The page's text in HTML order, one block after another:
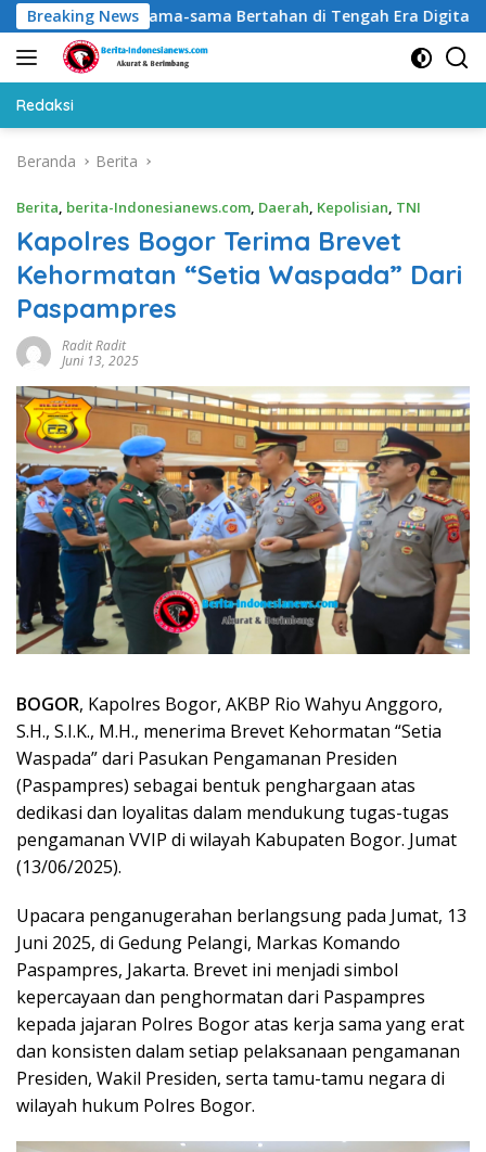
Langsung
ke
konten
Breaking News
Sama-sama Bertahan di Tengah Era Digital
Redaksi
Beranda Berita
Berita, berita-Indonesianews.com, Daerah, Kepolisian, TNI
Kapolres Bogor Terima Brevet
Kehormatan “Setia Waspada” Dari
Paspampres
Radit Radit
Juni 13, 2025
BOGOR, Kapolres Bogor, AKBP Rio Wahyu Anggoro,
S.H., S.I.K., M.H., menerima Brevet Kehormatan “Setia
Waspada” dari Pasukan Pengamanan Presiden
(Paspampres) sebagai bentuk penghargaan atas
dedikasi dan loyalitas dalam mendukung tugas-tugas
pengamanan VVIP di wilayah Kabupaten Bogor. Jumat
(13/06/2025).
Upacara penganugerahan berlangsung pada Jumat, 13
Juni 2025, di Gedung Pelangi, Markas Komando
Paspampres, Jakarta. Brevet ini menjadi simbol
kepercayaan dan penghormatan dari Paspampres
kepada jajaran Polres Bogor atas kerja sama yang erat
dan konsisten dalam setiap pelaksanaan pengamanan
Presiden, Wakil Presiden, serta tamu-tamu negara di
wilayah hukum Polres Bogor.